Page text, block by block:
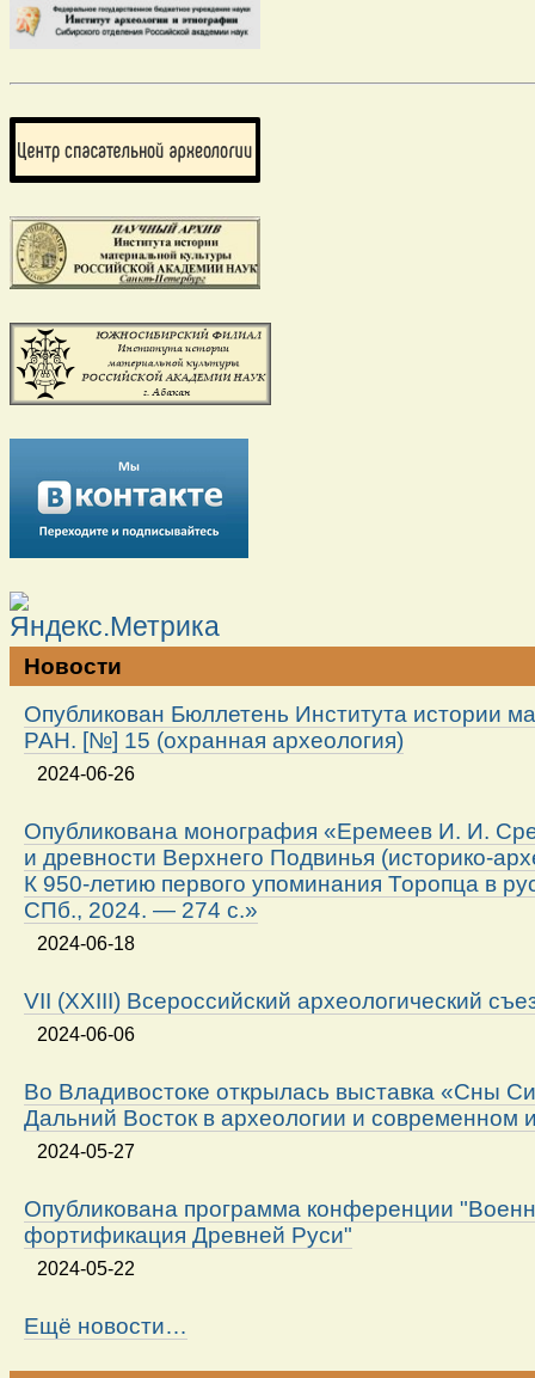
Новости
Опубликован Бюллетень Института истории
РАН. [№] 15 (охранная археология)
2024-06-26
Опубликована монография «Еремеев И. И.
и древности Верхнего Подвинья (историко-
К 950-летию первого упоминания Торопца в
СПб., 2024. — 274 с.»
2024-06-18
VII (XXIII) Всероссийский археологический
2024-06-06
Во Владивостоке открылась выставка «Сны
Дальний Восток в археологии и современном
2024-05-27
Опубликована программа конференции
фортификация Древней Руси"
2024-05-22
Ещё новости…